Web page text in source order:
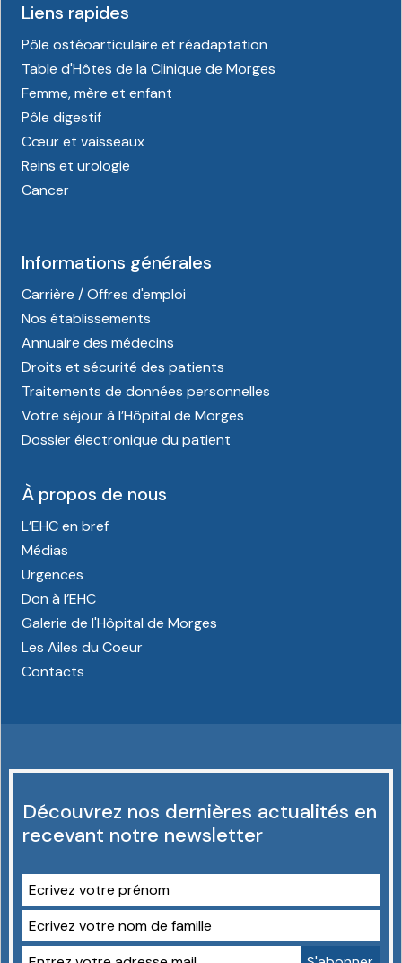
Liens rapides
Pôle ostéoarticulaire et réadaptation
Table d'Hôtes de la Clinique de Morges
Femme, mère et enfant
Pôle digestif
Cœur et vaisseaux
Reins et urologie
Cancer
Informations générales
Carrière / Offres d'emploi
Nos établissements
Annuaire des médecins
Droits et sécurité des patients
Traitements de données personnelles
Votre séjour à l’Hôpital de Morges
Dossier électronique du patient
À propos de nous
L’EHC en bref
Médias
Urgences
Don à l’EHC
Galerie de l'Hôpital de Morges
Les Ailes du Coeur
Contacts
Découvrez nos dernières actualités en
recevant notre newsletter